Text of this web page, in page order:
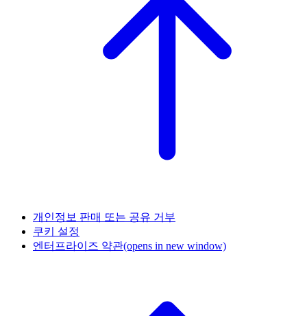
개인정보 판매 또는 공유 거부
쿠키 설정
엔터프라이즈 약관(opens in new window)